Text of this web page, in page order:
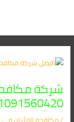
شركة
01091560420/الأقرب